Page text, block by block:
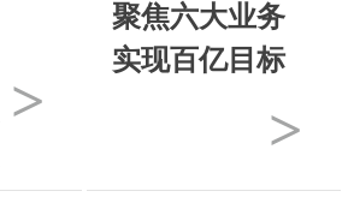
>
聚焦六大业务
实现百亿目标
>